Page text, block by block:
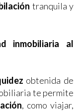
tranquila y
inmobiliaria al
obtenida de
te permite
, como viajar,